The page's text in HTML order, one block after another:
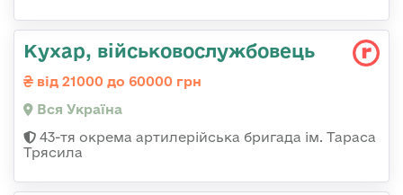
Кухар, військовослужбовець
від 21000 до 60000 грн
Вся Україна
43-тя окрема артилерійська бригада ім. Тараса
Трясила